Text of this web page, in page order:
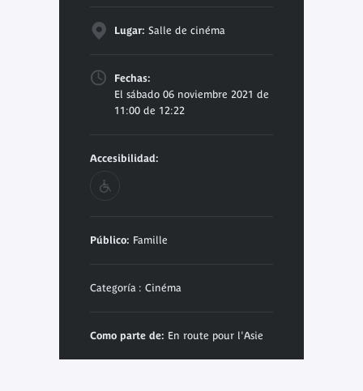
Lugar: Salle de cinéma
Fechas:
El sábado 06 noviembre 2021 de
11:00 de 12:22
Accesibilidad:
Público: Famille
Categoría : Cinéma
Como parte de: En route pour l'Asie